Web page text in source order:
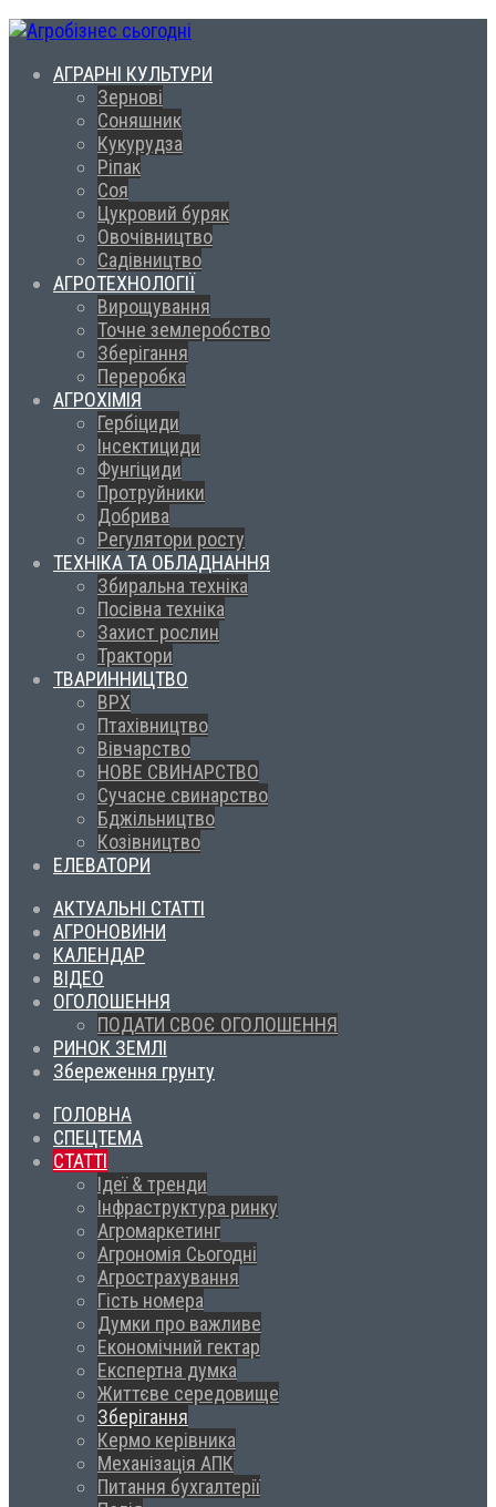
АГРАРНІ КУЛЬТУРИ
Зернові
Соняшник
Кукурудза
Ріпак
Соя
Цукровий буряк
Овочівництво
Садівництво
АГРОТЕХНОЛОГІЇ
Вирощування
Точне землеробство
Зберігання
Переробка
АГРОХІМІЯ
Гербіциди
Інсектициди
Фунгіциди
Протруйники
Добрива
Регулятори росту
ТЕХНІКА ТА ОБЛАДНАННЯ
Збиральна техніка
Посівна техніка
Захист рослин
Трактори
ТВАРИННИЦТВО
ВРХ
Птахівництво
Вівчарство
НОВЕ СВИНАРСТВО
Сучасне свинарство
Бджільництво
Козівництво
ЕЛЕВАТОРИ
АКТУАЛЬНІ СТАТТІ
АГРОНОВИНИ
КАЛЕНДАР
ВІДЕО
ОГОЛОШЕННЯ
ПОДАТИ СВОЄ ОГОЛОШЕННЯ
РИНОК ЗЕМЛІ
Збереження грунту
ГОЛОВНА
СПЕЦТЕМА
СТАТТІ
Ідеї & тренди
Інфраструктура ринку
Агромаркетинг
Агрономія Сьогодні
Агрострахування
Гість номера
Думки про важливе
Економічний гектар
Експертна думка
Життєве середовище
Зберігання
Кермо керівника
Механізація АПК
Питання бухгалтерії